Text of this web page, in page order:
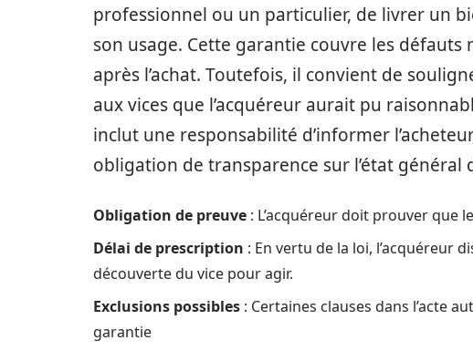
professionnel ou un particulier, de livrer un
son usage. Cette garantie couvre les
après l’achat. Toutefois, il convient de
aux vices que l’acquéreur aurait pu
inclut une responsabilité d’informer
obligation de transparence sur l’état général
Obligation de preuve : L’acquéreur doit prouver que
Délai de prescription : En vertu de la loi, l’acquéreur
découverte du vice pour agir.
Exclusions possibles : Certaines clauses dans l’acte
garantie